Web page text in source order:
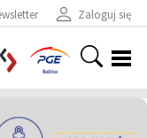
Zaloguj się